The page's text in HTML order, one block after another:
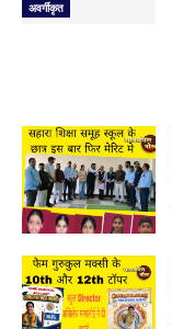
अवर्गीकृत